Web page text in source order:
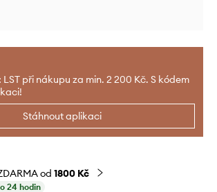
LST při nákupu za min. 2 200 Kč. S kódem
Stáhnout aplikaci
od 1800 Kč
24 hodin